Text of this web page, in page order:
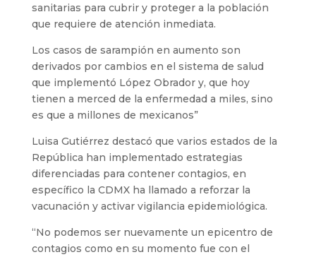
sanitarias para cubrir y proteger a la población
que requiere de atención inmediata.
Los casos de sarampión en aumento son
derivados por cambios en el sistema de salud
que implementó López Obrador y, que hoy
tienen a merced de la enfermedad a miles, sino
es que a millones de mexicanos”
Luisa Gutiérrez destacó que varios estados de la
República han implementado estrategias
diferenciadas para contener contagios, en
específico la CDMX ha llamado a reforzar la
vacunación y activar vigilancia epidemiológica.
“No podemos ser nuevamente un epicentro de
contagios como en su momento fue con el